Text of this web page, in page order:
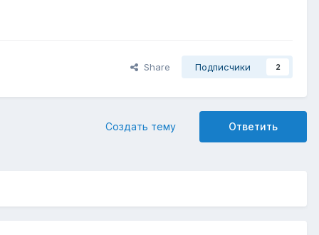
Share Подписчики 2
Ответить
Создать тему